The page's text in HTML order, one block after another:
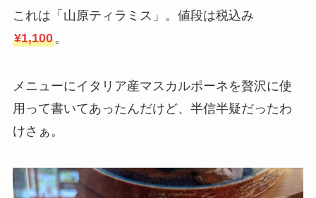
これは「山原ティラミス」。値段は税込み
¥1,100。
メニューにイタリア産マスカルポーネを贅沢に使
用って書いてあったんだけど、半信半疑だったわ
けさぁ。